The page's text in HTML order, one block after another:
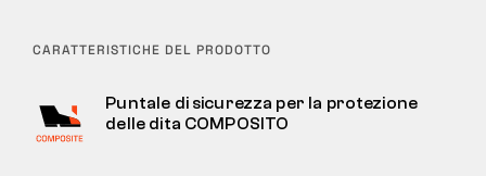
CARATTERISTICHE DEL PRODOTTO
Puntale di sicurezza per la protezione
delle dita COMPOSITO